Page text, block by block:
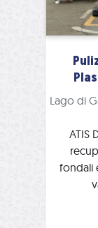
Lago di
ATIS
fondali